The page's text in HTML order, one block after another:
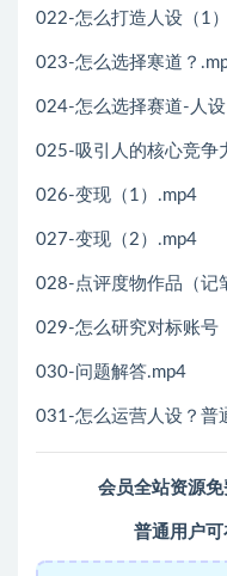
022-怎么打造人设（1
023-怎么选择寒道？
024-怎么选择赛道-人
025-吸引人的核心竞争
026-变现（1）.mp4
027-变现（2）.mp4
028-点评度物作品（记
029-怎么研究对标账号
030-问题解答.mp4
031-怎么运营人设？普
会员全站资源免
普通用户可